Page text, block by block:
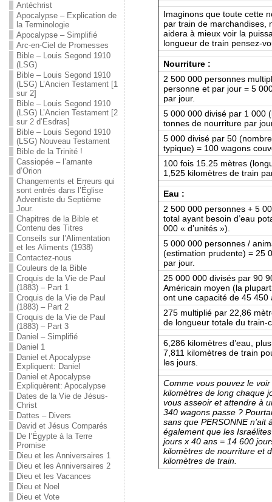
Antéchrist
Apocalypse – Explication de
la Terminologie
Apocalypse – Simplifié
Arc-en-Ciel de Promesses
Bible – Louis Segond 1910
(LSG)
Bible – Louis Segond 1910
(LSG) L’Ancien Testament [1
sur 2]
Bible – Louis Segond 1910
(LSG) L’Ancien Testament [2
sur 2 d’Esdras]
Bible – Louis Segond 1910
(LSG) Nouveau Testament
Bible de la Trinité !
Cassiopée – l’amante
d’Orion
Changements et Erreurs qui
sont entrés dans l’Église
Adventiste du Septième
Jour.
Chapitres de la Bible et
Contenu des Titres
Conseils sur l’Alimentation
et les Aliments (1938)
Contactez-nous
Couleurs de la Bible
Croquis de la Vie de Paul
(1883) – Part 1
Croquis de la Vie de Paul
(1883) – Part 2
Croquis de la Vie de Paul
(1883) – Part 3
Daniel – Simplifié
Daniel 1
Daniel et Apocalypse
Expliquent: Daniel
Daniel et Apocalypse
Expliquèrent: Apocalypse
Dates de la Vie de Jésus-
Christ
Dattes – Divers
David et Jésus Comparés
De l’Égypte à la Terre
Promise
Dieu et les Anniversaires 1
Dieu et les Anniversaires 2
Dieu et les Vacances
Dieu et Noel
Dieu et Vote
Imaginons que toute cette
par train de marchandises,
aidera à mieux voir la
longueur de train pensez-
Nourriture :
2 500 000 personnes
personne et par jour = 5
par jour.
5 000 000 divisé par 1 000
tonnes de nourriture par
5 000 divisé par 50
typique) = 100 wagons
100 fois 15.25 mètres
1,525 kilomètres de train
Eau :
2 500 000 personnes + 5
total ayant besoin d’eau
000 « d’unités »).
5 000 000 personnes /
(estimation prudente) = 25
par jour.
25 000 000 divisés par 90
Américain moyen (la
ont une capacité de 45
275 multiplié par 22,86
de longueur totale du train-
6,286 kilomètres d’eau,
7,811 kilomètres de train
les jours.
Comme vous pouvez le
kilomètres de long chaque
vous asseoir et attendre à
340 wagons passe ?
sans que PERSONNE
également que les
jours x 40 ans = 14 600
kilomètres de nourriture et
kilomètres de train.